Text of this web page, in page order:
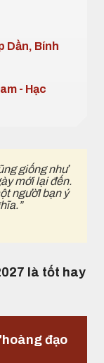
Dần, Bính
- Hạc
giống như
mới lại đến.
ngườI bạn ý
là tốt hay
đạo